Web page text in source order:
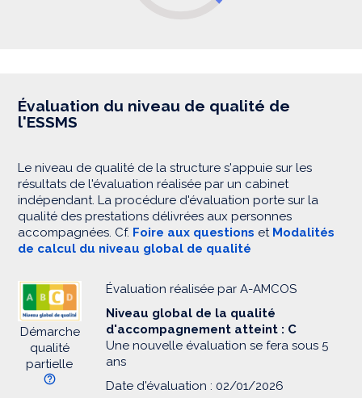
Évaluation du niveau de qualité de
l'ESSMS
Le niveau de qualité de la structure s'appuie sur les
résultats de l'évaluation réalisée par un cabinet
indépendant. La procédure d'évaluation porte sur la
qualité des prestations délivrées aux personnes
accompagnées. Cf. Foire aux questions et Modalités
de calcul du niveau global de qualité
Démarche
qualité
partielle
Évaluation réalisée par A-AMCOS
Niveau global de la qualité
d'accompagnement atteint : C
Une nouvelle évaluation se fera sous 5
ans
Date d'évaluation : 02/01/2026